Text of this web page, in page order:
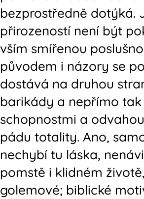
bezprostředně dotýká.
přirozeností není být
vším smířenou
původem i názory se
dostává na druhou
barikády a nepřímo
schopnostmi a
pádu totality. Ano,
nechybí tu láska,
pomstě i klidném
golemové; biblické